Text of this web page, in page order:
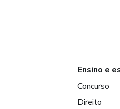
Ensino e
Concurso
Direito